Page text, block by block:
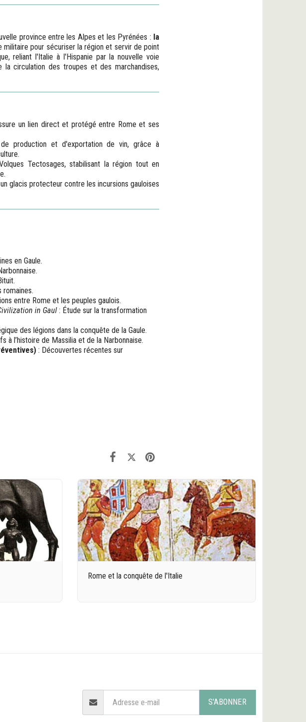
province entre les Alpes et les Pyrénées : la
pour sécuriser la région et servir de point
reliant l'Italie à l'Hispanie par la nouvelle voie
la circulation des troupes et des marchandises,
un lien direct et protégé entre Rome et ses
production et d'exportation de vin, grâce à
Tectosages, stabilisant la région tout en
glacis protecteur contre les incursions gauloises
en Gaule.
romaines.
entre Rome et les peuples gaulois.
in Gaul : Étude sur la transformation
des légions dans la conquête de la Gaule.
à l’histoire de Massilia et de la Narbonnaise.
: Découvertes récentes sur
Rome et la conquête de l'Italie
S'ABONNER